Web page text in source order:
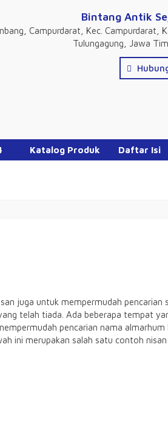
Bintang Antik
Campurdarat, Kec. Campurdarat,
Tulungagung, Jawa
Katalog Produk Daftar Isi
juga untuk mempermudah pencarian
telah tiada. Ada beberapa tempat
pencarian nama almarhum
ini merupakan salah satu contoh